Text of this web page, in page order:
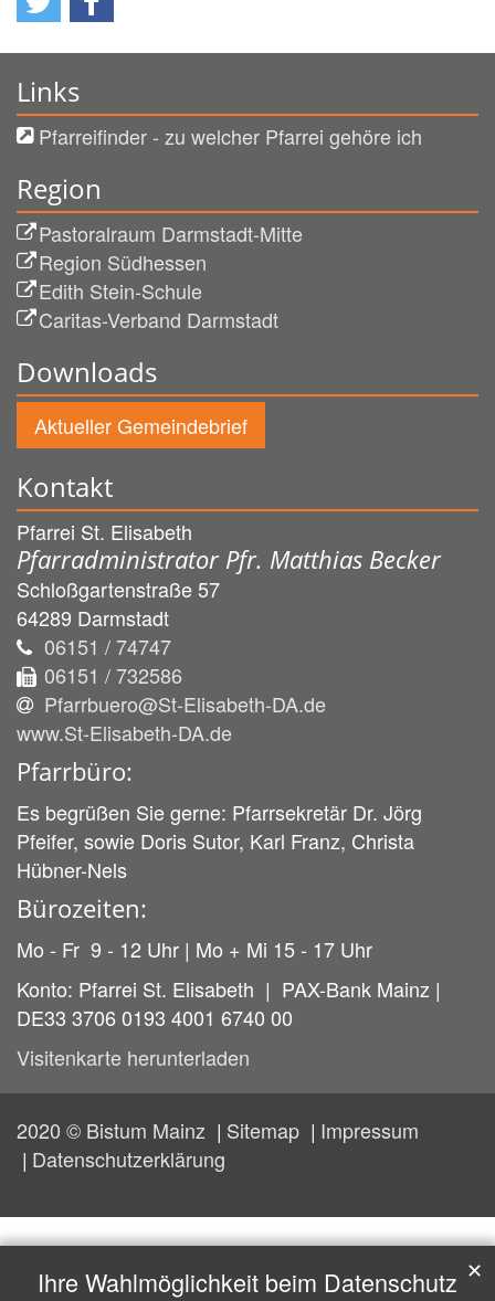
Links
Pfarreifinder - zu welcher Pfarrei gehöre ich
Region
Pastoralraum Darmstadt-Mitte
Region Südhessen
Edith Stein-Schule
Caritas-Verband Darmstadt
Downloads
Aktueller Gemeindebrief
Kontakt
Pfarrei St. Elisabeth
Pfarradministrator Pfr. Matthias Becker
Schloßgartenstraße 57
64289 Darmstadt
06151 / 74747
06151 / 732586
Pfarrbuero@St-Elisabeth-DA.de
www.St-Elisabeth-DA.de
Pfarrbüro:
Es begrüßen Sie gerne: Pfarrsekretär Dr. Jörg
Pfeifer, sowie Doris Sutor, Karl Franz, Christa
Hübner-Nels
Bürozeiten:
Mo - Fr 9 - 12 Uhr | Mo + Mi 15 - 17 Uhr
Konto: Pfarrei St. Elisabeth | PAX-Bank Mainz |
DE33 3706 0193 4001 6740 00
Visitenkarte herunterladen
2020 © Bistum Mainz Sitemap
Impressum
Datenschutzerklärung
Ihre Wahlmöglichkeit beim Datenschutz ✕